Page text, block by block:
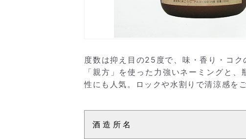
度数は抑え目の25度で、味・香り・コ
「親方」を使った力強いネーミングと
性にも人気。ロックや水割りで清涼感を
酒造所名